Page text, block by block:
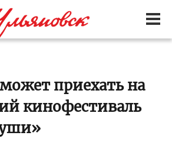
приехать на
кинофестиваль